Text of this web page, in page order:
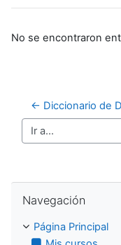
No se encontraron
← Diccionario de
Ir a...
Navegación
Página Principal